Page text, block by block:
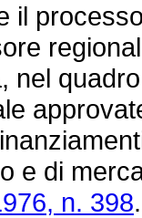
nel
e di
n. 398.